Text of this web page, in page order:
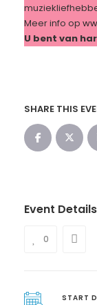
Meer info op
U bent van
SHARE THIS
Event Details
0
START